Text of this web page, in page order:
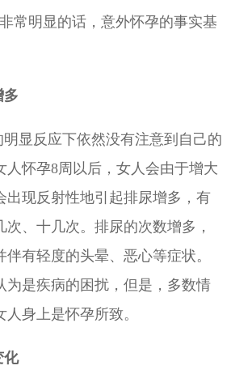
常明显的话，意外怀孕的事实基
多
显反应下依然没有注意到自己的
人怀孕8周以后，女人会由于增大
出现反射性地引起排尿增多，有
、十几次。排尿的次数增多，
有轻度的头晕、恶心等症状。
为是疾病的困扰，但是，多数情
身上是怀孕所致。
化